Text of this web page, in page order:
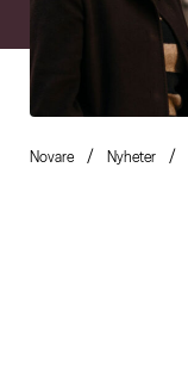
Novare Nyheter